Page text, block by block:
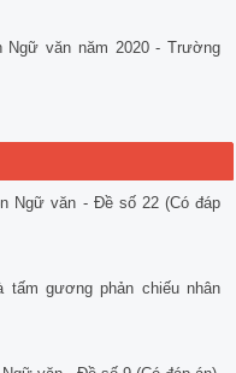
văn năm 2020 - Trường
Ngữ văn - Đề số 22 (Có đáp
gương phản chiếu nhân